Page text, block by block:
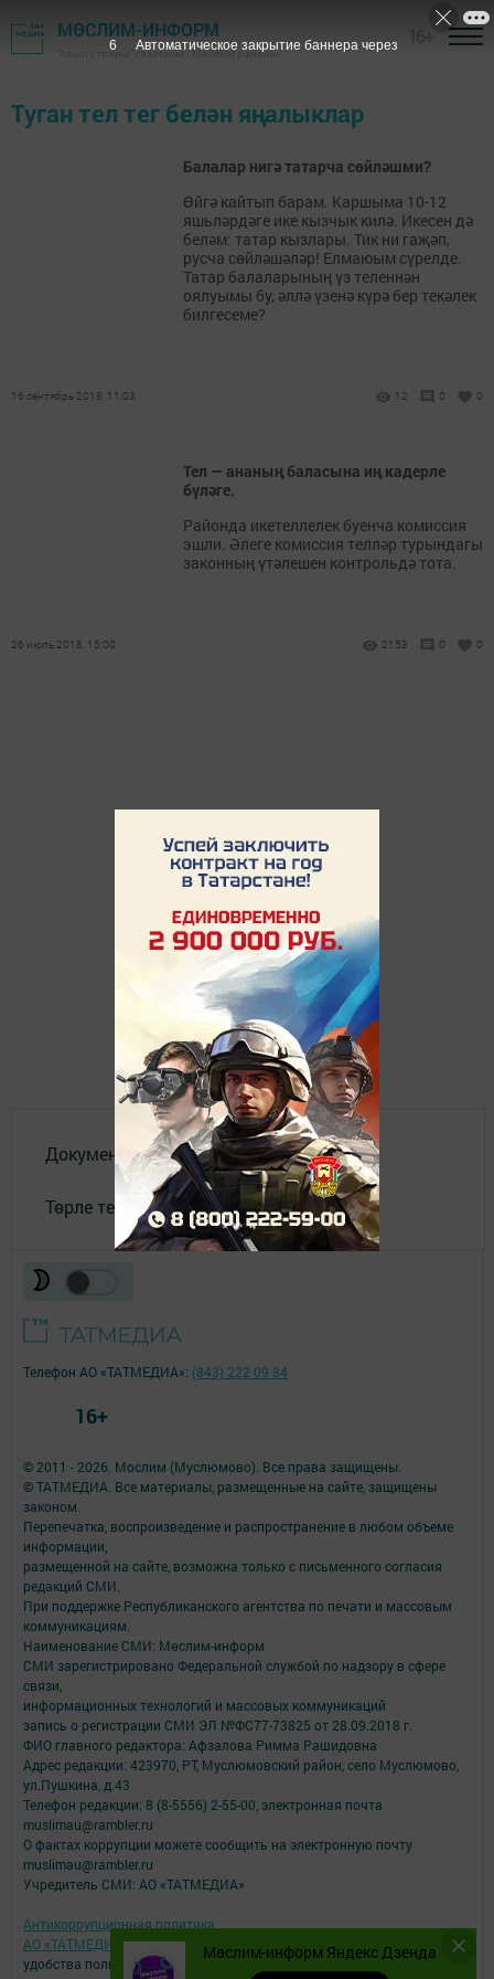
МӨСЛИМ-ИНФОРМ
"Авыл утлары" газетасы - Мөслим районы
Туган тел тег белән яңалыклар
Балалар нигә татарча сөйләшми?
Өйгә кайтып барам. Каршыма 10-12
яшьләрдәге ике кызчык килә. Икесен дә
беләм: татар кызлары. Тик ни гаҗәп,
русча сөйләшәләр! Елмаюым сүрелде.
Татар балаларының үз теленнән
оялуымы бу, әллә үзенә күрә бер текәлек
билгесеме?
16 сентябрь 2018, 11:03 12 0 0
Тел — ананың баласына иң кадерле
бүләге.
Районда икетеллелек буенча комиссия
эшли. Әлеге комиссия телләр турындагы
законның үтәлешен контрольдә тота.
26 июль 2018, 15:00 2153 0 0
Документы
Төрле темалар
Мөслим-информ Яндекс Дзенда
© 2011 - 2026. Мослим (Муслюмово). Все права защищены.
© ТАТМЕДИА. Все материалы, размещенные на сайте, защищены
законом.
Перепечатка, воспроизведение и распространение в любом объеме
информации,
размещенной на сайте, возможна только с письменного согласия
редакций СМИ.
При поддержке Республиканского агентства по печати и массовым
коммуникациям.
Наименование СМИ: Мөслим-информ
СМИ зарегистрировано Федеральной службой по надзору в сфере
связи,
информационных технологий и массовых коммуникаций
запись о регистрации СМИ ЭЛ №ФС77-73825 от 28.09.2018 г.
ФИО главного редактора: Афзалова Римма Рашидовна
Адрес редакции: 423970, РТ, Муслюмовский район, село Муслюмово,
ул.Пушкина, д.43
Телефон редакции: 8 (8-5556) 2-55-00, электронная почта
muslimau@rambler.ru
О фактах коррупции можете сообщить на электронную почту
muslimau@rambler.ru
Учредитель СМИ: АО «ТАТМЕДИА»
Антикоррупционная политика
АО «ТАТМЕДИА» использует «cookie»
для персонализации сервисов и
удобства пользователей сайтом.
Телефон АО «ТАТМЕДИА»: (843) 222 09 84
16+
6 Автоматическое закрытие баннера через